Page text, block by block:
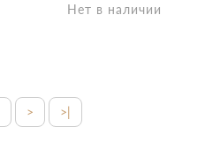
Нет в наличии
> >|